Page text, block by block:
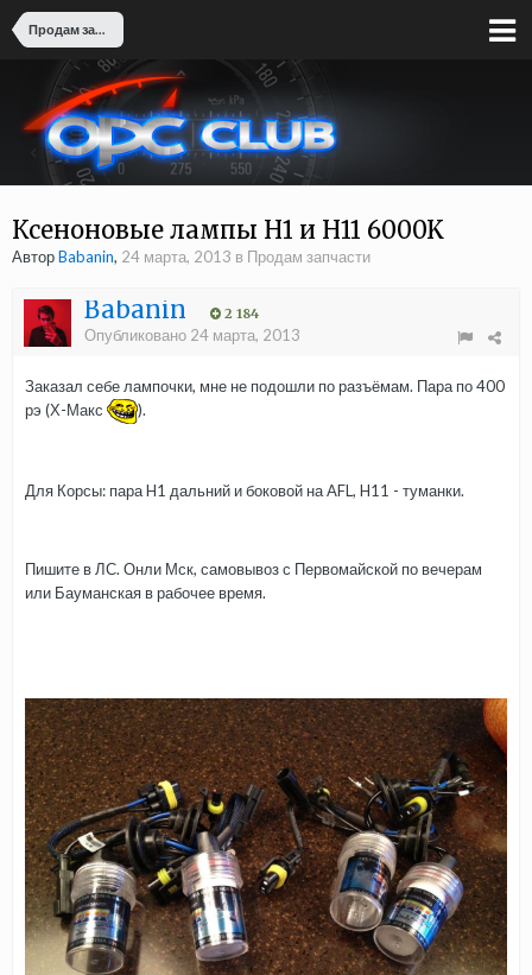
Продам запчасти
Ксеноновые лампы H1 и H11 6000K
АвторBabanin, 24 марта, 2013 в Продам запчасти
Babanin 2 184
Опубликовано 24 марта, 2013
Заказал себе лампочки, мне не подошли по разъёмам. Пара по 400
рэ (Х-Макс
).
Для Корсы: пара H1 дальний и боковой на AFL, H11 - туманки.
Пишите в ЛС. Онли Мск, самовывоз с Первомайской по вечерам
или Бауманская в рабочее время.